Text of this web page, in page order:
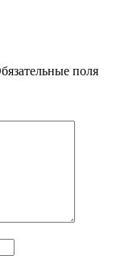
поля